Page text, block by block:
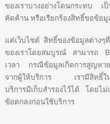
ของเราบางอย่างโดนกระทบ เ
คัดค้าน หรือเรียกร้องสิทธิ์ขอข้อมู
แต่เว็บไซต์ สิทธิ์ของข้อมูลต่างๆที่
ของเราโดยสมบูรณ์ สามารถ
เวลา กรณีข้อมูลเกิดการสูญหา
จากผู้ให้บริการ เรามีสิทธิ์ใน
บริการมีเก็บสำรองไว้ได้ โดยไ
ข้อตกลงก่อนใช้บริการ